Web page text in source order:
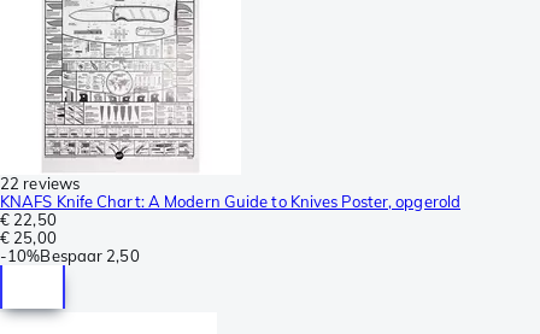
22 reviews
KNAFS Knife Chart: A Modern Guide to Knives Poster, opgerold
€ 22,50
€ 25,00
-10%Bespaar 2,50